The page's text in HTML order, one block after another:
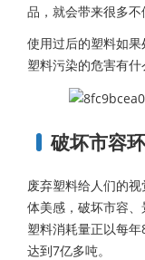
品，就会带来很多不
使用过后的塑料如
塑料污染的危害有什
破坏市容
废弃塑料给人们的
体美感，破坏市容
塑料消耗量正以每
达到7亿多吨。